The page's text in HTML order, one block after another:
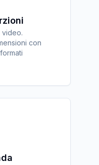
video.
con